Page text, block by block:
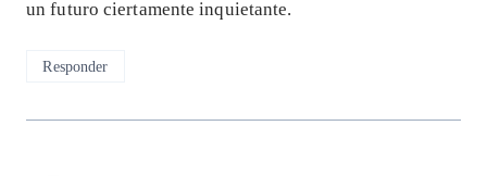
un futuro ciertamente inquietante.
Responder